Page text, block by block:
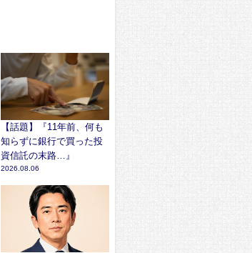
【話題】『11年前、何も
知らずに銀行で買った投
資信託の末路…』
2026.08.06